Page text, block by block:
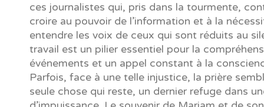
ces journalistes qui, pris dans la tourmente,
croire au pouvoir de l’information et à la
entendre les voix de ceux qui sont réduits au
travail est un pilier essentiel pour la
événements et un appel constant à la
Parfois, face à une telle injustice, la prière
seule chose qui reste, un dernier refuge dans